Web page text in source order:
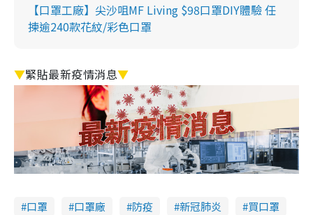
【口罩工廠】尖沙咀MF Living $98口罩DIY體驗 任
揀逾240款花紋/彩色口罩
▼緊貼最新疫情消息▼
口罩 口罩廠 防疫 新冠肺炎
買口罩